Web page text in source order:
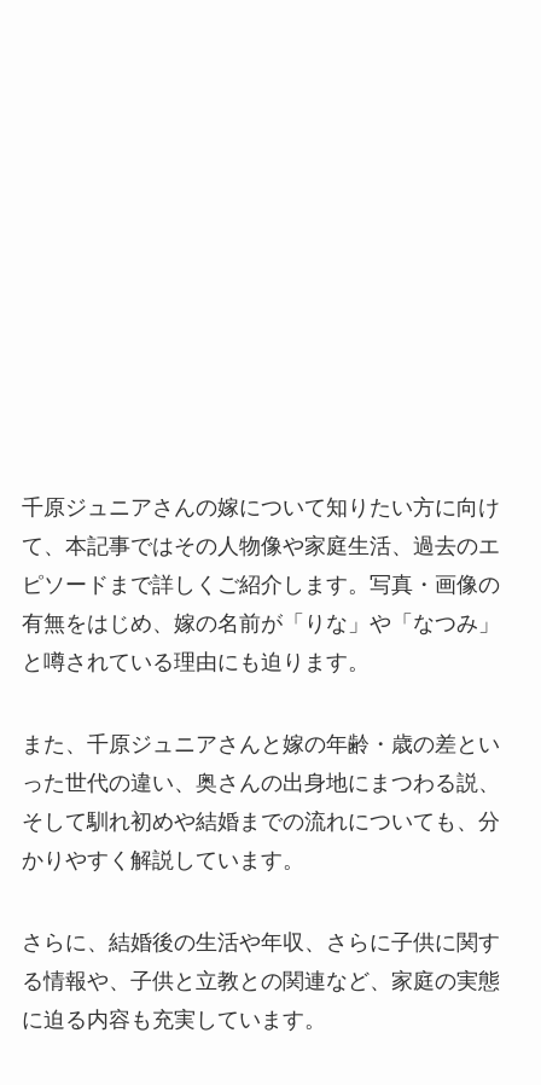
千原ジュニアさんの嫁について知りたい方に向け
て、本記事ではその人物像や家庭生活、過去のエ
ピソードまで詳しくご紹介します。写真・画像の
有無をはじめ、嫁の名前が「りな」や「なつみ」
と噂されている理由にも迫ります。
また、千原ジュニアさんと嫁の年齢・歳の差とい
った世代の違い、奥さんの出身地にまつわる説、
そして馴れ初めや結婚までの流れについても、分
かりやすく解説しています。
さらに、結婚後の生活や年収、さらに子供に関す
る情報や、子供と立教との関連など、家庭の実態
に迫る内容も充実しています。